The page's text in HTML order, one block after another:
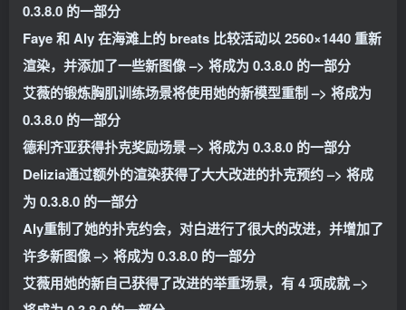
0.3.8.0 的一部分
Faye 和 Aly 在海滩上的 breats 比较活动以 2560×1440 重新
渲染，并添加了一些新图像 –> 将成为 0.3.8.0 的一部分
艾薇的锻炼胸肌训练场景将使用她的新模型重制 –> 将成为
0.3.8.0 的一部分
德利齐亚获得扑克奖励场景 –> 将成为 0.3.8.0 的一部分
Delizia通过额外的渲染获得了大大改进的扑克预约 –> 将成
为 0.3.8.0 的一部分
Aly重制了她的扑克约会，对白进行了很大的改进，并增加了
许多新图像 –> 将成为 0.3.8.0 的一部分
艾薇用她的新自己获得了改进的举重场景，有 4 项成就 –>